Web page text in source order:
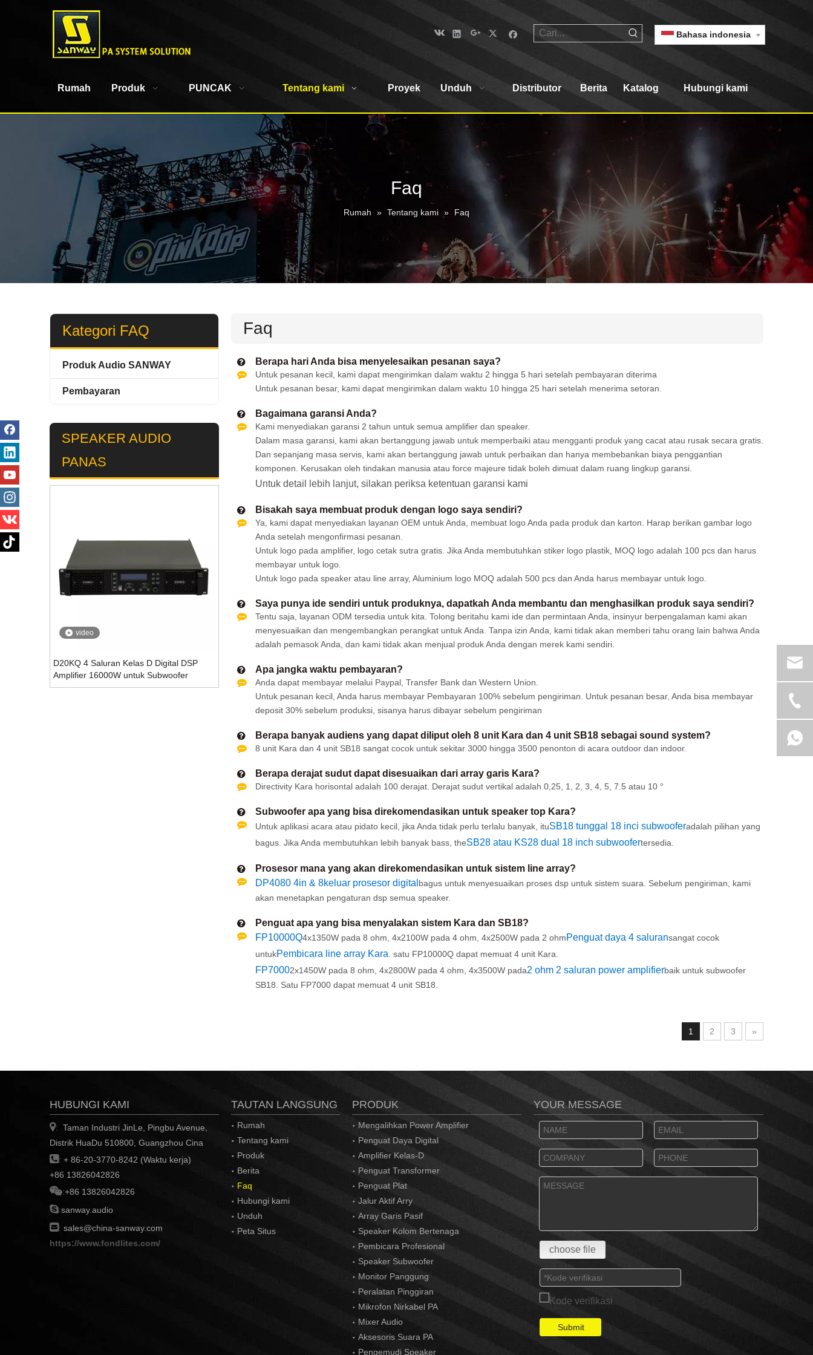
Bahasa indonesia
Rumah Produk PUNCAK Tentang kami Proyek Unduh Distributor Berita Katalog Hubungi kami
Faq
Rumah » Tentang kami » Faq
Kategori FAQ
Produk Audio SANWAY
Pembayaran
SPEAKER AUDIO
PANAS
video
D20KQ 4 Saluran Kelas D Digital DSP
Amplifier 16000W untuk Subwoofer
Faq
Berapa hari Anda bisa menyelesaikan pesanan saya?
Untuk pesanan kecil, kami dapat mengirimkan dalam waktu 2 hingga 5 hari setelah pembayaran diterima
Untuk pesanan besar, kami dapat mengirimkan dalam waktu 10 hingga 25 hari setelah menerima setoran.
Bagaimana garansi Anda?
Kami menyediakan garansi 2 tahun untuk semua amplifier dan speaker.
Dalam masa garansi, kami akan bertanggung jawab untuk memperbaiki atau mengganti produk yang cacat atau rusak secara gratis.
Dan sepanjang masa servis, kami akan bertanggung jawab untuk perbaikan dan hanya membebankan biaya penggantian
komponen. Kerusakan oleh tindakan manusia atau force majeure tidak boleh dimuat dalam ruang lingkup garansi.
Untuk detail lebih lanjut, silakan periksa ketentuan garansi kami
Bisakah saya membuat produk dengan logo saya sendiri?
Ya, kami dapat menyediakan layanan OEM untuk Anda, membuat logo Anda pada produk dan karton. Harap berikan gambar logo
Anda setelah mengonfirmasi pesanan.
Untuk logo pada amplifier, logo cetak sutra gratis. Jika Anda membutuhkan stiker logo plastik, MOQ logo adalah 100 pcs dan harus
membayar untuk logo.
Untuk logo pada speaker atau line array, Aluminium logo MOQ adalah 500 pcs dan Anda harus membayar untuk logo.
Saya punya ide sendiri untuk produknya, dapatkah Anda membantu dan menghasilkan produk saya sendiri?
Tentu saja, layanan ODM tersedia untuk kita. Tolong beritahu kami ide dan permintaan Anda, insinyur berpengalaman kami akan
menyesuaikan dan mengembangkan perangkat untuk Anda. Tanpa izin Anda, kami tidak akan memberi tahu orang lain bahwa Anda
adalah pemasok Anda, dan kami tidak akan menjual produk Anda dengan merek kami sendiri.
Apa jangka waktu pembayaran?
Anda dapat membayar melalui Paypal, Transfer Bank dan Western Union.
Untuk pesanan kecil, Anda harus membayar Pembayaran 100% sebelum pengiriman. Untuk pesanan besar, Anda bisa membayar
deposit 30% sebelum produksi, sisanya harus dibayar sebelum pengiriman
Berapa banyak audiens yang dapat diliput oleh 8 unit Kara dan 4 unit SB18 sebagai sound system?
8 unit Kara dan 4 unit SB18 sangat cocok untuk sekitar 3000 hingga 3500 penonton di acara outdoor dan indoor.
Berapa derajat sudut dapat disesuaikan dari array garis Kara?
Directivity Kara horisontal adalah 100 derajat. Derajat sudut vertikal adalah 0,25, 1, 2, 3, 4, 5, 7.5 atau 10 °
Subwoofer apa yang bisa direkomendasikan untuk speaker top Kara?
Untuk aplikasi acara atau pidato kecil, jika Anda tidak perlu terlalu banyak, ituSB18 tunggal 18 inci subwooferadalah pilihan yang
bagus. Jika Anda membutuhkan lebih banyak bass, theSB28 atau KS28 dual 18 inch subwoofertersedia.
Prosesor mana yang akan direkomendasikan untuk sistem line array?
DP4080 4in & 8keluar prosesor digital bagus untuk menyesuaikan proses dsp untuk sistem suara. Sebelum pengiriman, kami
akan menetapkan pengaturan dsp semua speaker.
Penguat apa yang bisa menyalakan sistem Kara dan SB18?
FP10000Q4x1350W pada 8 ohm, 4x2100W pada 4 ohm, 4x2500W pada 2 ohmPenguat daya 4 saluransangat cocok
untukPembicara line array Kara . satu FP10000Q dapat memuat 4 unit Kara.
FP70002x1450W pada 8 ohm, 4x2800W pada 4 ohm, 4x3500W pada2 ohm 2 saluran power amplifierbaik untuk subwoofer
SB18. Satu FP7000 dapat memuat 4 unit SB18.
1 2 3 »
HUBUNGI KAMI
:
Taman Industri JinLe, Pingbu Avenue,
Distrik HuaDu 510800, Guangzhou Cina
: + 86-20-3770-8242 (Waktu kerja)
+86 13826042826
:+86 13826042826
:sanway.audio
: sales@china-sanway.com
https://www.fondlites.com/
TAUTAN LANGSUNG
Rumah
Tentang kami
Produk
Berita
Faq
Hubungi kami
Unduh
Peta Situs
PRODUK
Mengalihkan Power Amplifier
Penguat Daya Digital
Amplifier Kelas-D
Penguat Transformer
Penguat Plat
Jalur Aktif Arry
Array Garis Pasif
Speaker Kolom Bertenaga
Pembicara Profesional
Speaker Subwoofer
Monitor Panggung
Peralatan Pinggiran
Mikrofon Nirkabel PA
Mixer Audio
Aksesoris Suara PA
Pengemudi Speaker
YOUR MESSAGE
choose file
Submit